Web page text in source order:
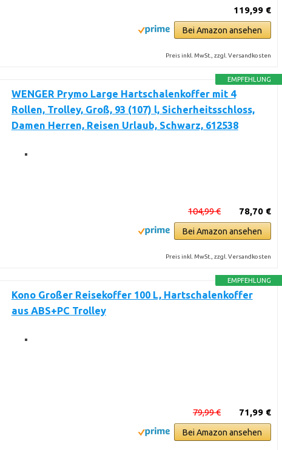
119,99 €
Bei Amazon ansehen
Preis inkl. MwSt., zzgl. Versandkosten
EMPFEHLUNG
WENGER Prymo Large Hartschalenkoffer mit 4
Rollen, Trolley, Groß, 93 (107) l, Sicherheitsschloss,
Damen Herren, Reisen Urlaub, Schwarz, 612538
78,70 €
104,99 €
Bei Amazon ansehen
Preis inkl. MwSt., zzgl. Versandkosten
EMPFEHLUNG
Kono Großer Reisekoffer 100 L, Hartschalenkoffer
aus ABS+PC Trolley
71,99 €
79,99 €
Bei Amazon ansehen